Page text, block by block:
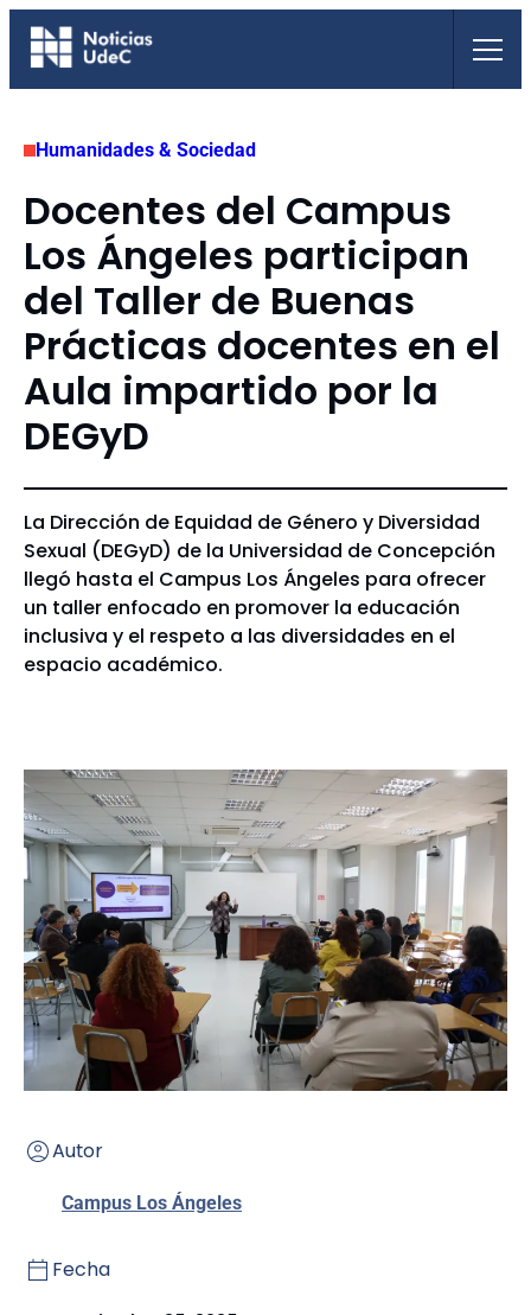
Saltar
Humanidades & Sociedad
Docentes del Campus
Los Ángeles participan
del Taller de Buenas
Prácticas docentes en el
Aula impartido por la
DEGyD
La Dirección de Equidad de Género y Diversidad
Sexual (DEGyD) de la Universidad de Concepción
llegó hasta el Campus Los Ángeles para ofrecer
un taller enfocado en promover la educación
inclusiva y el respeto a las diversidades en el
espacio académico.
Autor
Campus Los Ángeles
Fecha